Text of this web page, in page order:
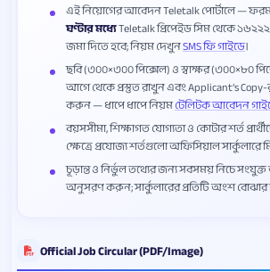
এই নিয়োগের আবেদন Teletalk পোর্টালে —
ঘণ্টার মধ্যেTeletalk প্রিপেইড সিম থেকে ১৬২২২
জমা দিতে হবে; নিয়ম দেখুনSMS ফি গাইডে।
ছবি (৩০০×৩০০ পিক্সেল) ও স্বাক্ষর (৩০০×৮০
আগে থেকে প্রস্তুত রাখুন এবং Applicant’s
করুন — ধাপে ধাপে নিয়মটেলিটক আবেদন
বয়সসীমা, শিক্ষাগত যোগ্যতা ও কোটার শর্ত
ক্ষেত্রে প্রযোজ্য শর্তগুলো অফিসিয়াল সার্কুলারে
চূড়ান্ত ও নির্ভুল তথ্যের জন্য সবসময় নিচে
অনুসরণ করুন; সার্কুলারের প্রতিটি অংশ
Official Job Circular (PDF/Image)